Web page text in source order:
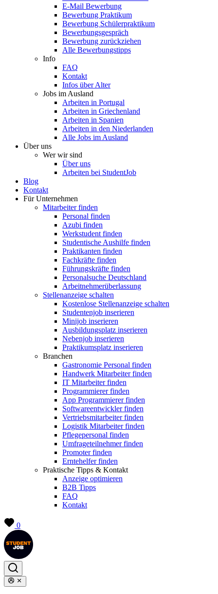
E-Mail Bewerbung
Bewerbung Praktikum
Bewerbung Schülerpraktikum
Bewerbungsgespräch
Bewerbung zurückziehen
Alle Bewerbungstipps
Info
FAQ
Kontakt
Infos über Alter
Jobs im Ausland
Arbeiten in Portugal
Arbeiten in Griechenland
Arbeiten in Spanien
Arbeiten in den Niederlanden
Alle Jobs im Ausland
Über uns
Wer wir sind
Über uns
Arbeiten bei StudentJob
Blog
Kontakt
Für Unternehmen
Mitarbeiter finden
Personal finden
Azubi finden
Werkstudent finden
Studentische Aushilfe finden
Praktikanten finden
Fachkräfte finden
Führungskräfte finden
Personalsuche Deutschland
Arbeitnehmerüberlassung
Stellenanzeige schalten
Kostenlose Stellenanzeige schalten
Studentenjob inserieren
Minijob inserieren
Ausbildungsplatz inserieren
Nebenjob inserieren
Praktikumsplatz inserieren
Branchen
Gastronomie Personal finden
Handwerk Mitarbeiter finden
IT Mitarbeiter finden
Programmierer finden
App Programmierer finden
Softwareentwickler finden
Vertriebsmitarbeiter finden
Logistik Mitarbeiter finden
Pflegepersonal finden
Umfrageteilnehmer finden
Promoter finden
Erntehelfer finden
Praktische Tipps & Kontakt
Anzeige optimieren
B2B Tipps
FAQ
Kontakt
0